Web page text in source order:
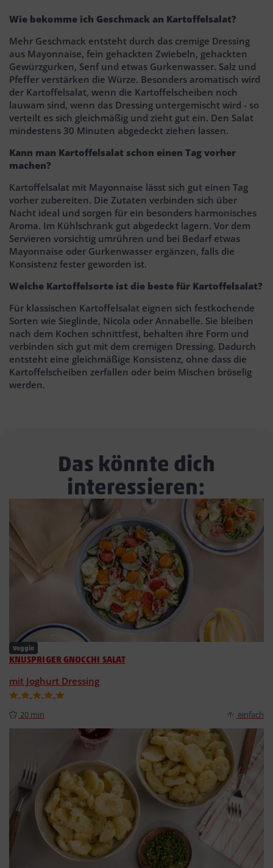
Wie bekomme ich Geschmack an Kartoffelsalat?
Mehr Geschmack entsteht durch das cremige Dressing
aus Mayonnaise, fein gehackten Zwiebeln, gehackten
Gewürzgurken, Senf und etwas Gurkenwasser. Salz und
Pfeffer verstärken die Würze. Besonders aromatisch wird
der Kartoffelsalat, wenn die Kartoffelscheiben noch
lauwam sind, wenn das Dressing untergemischt wird - so
verteilt es sich gleichmäßig und zieht gut ein. Den Salat
mindestens 30 Minuten abgedeckt ziehen lassen.
Kann man Kartoffelsalat schon einen Tag vorher
machen?
Kartoffelsalat mit Mayonnaise lässt sich gut einen Tag
vorher zubereiten. Die Zutaten verbinden sich über
Nacht ideal und sorgen für ein besonders harmonisches
Aroma. Im Kühlschrank gut abgedeckt lagern. Vor dem
Servieren vorsichtig umrühren und bei Bedarf etwas
Mayonnaise oder Gurkenwasser ergänzen, falls die
Konsistenz fester geworden ist.
Welche Kartoffelsorte ist die beste für Kartoffelsalat?
Für klassischen Kartoffelsalat eignen sich festkochende
Sorten wie Sieglinde, Nicola oder Annabelle. Sie bleiben
nach dem Kochen schnittfest, behalten ihre Form und
verbinden sich gut mit dem cremigen Dressing. Dadurch
entsteht eine gleichmäßige Konsistenz, ohne dass die
Kartoffelscheiben zerfallen oder beim Mischen bröselig
werden.
Das könnte dich
interessieren:
Veggie
KNUSPRIGER GNOCCHI SALAT
mit Joghurt Dressing
20 min einfach